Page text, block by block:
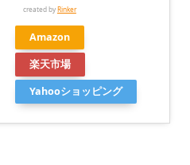
created byRinker
Amazon
楽天市場
Yahooショッピング